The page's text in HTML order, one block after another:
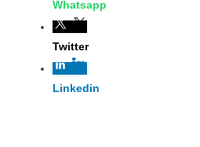
-Secretaria de Economía Ninfa
Comercial con empresarios en
Laredos